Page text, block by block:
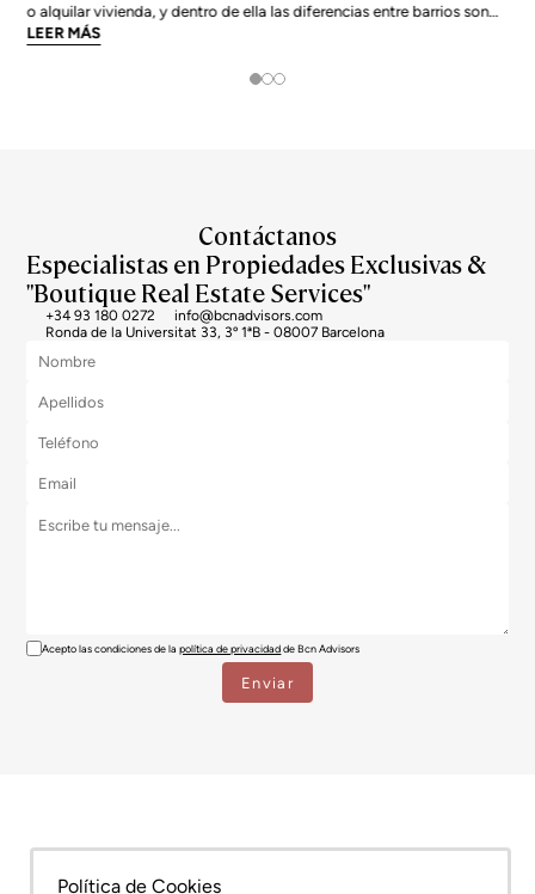
o alquilar vivienda, y dentro de ella las diferencias entre barrios son
enormes. El precio medio de la ciudad se sitúa en torno a los 5.269
LEER MÁS
Contáctanos
Especialistas en Propiedades Exclusivas &
"Boutique Real Estate Services"
+34 93 180 0272
info@bcnadvisors.com
Ronda de la Universitat 33, 3º 1ªB - 08007 Barcelona
Acepto las condiciones de lapolítica de privacidadde Bcn Advisors
Política de Cookies